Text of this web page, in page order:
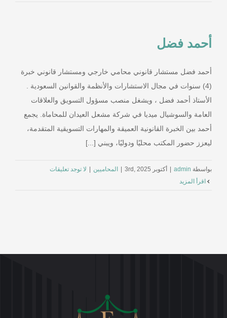
أحمد فضل
أحمد فضل مستشار قانوني محامي خارجي ومستشار قانوني خبرة
(4) سنوات في مجال الاستشارات والأنظمة والقوانين السعودية .
الأستاذ أحمد فضل ، ويشغل منصب مسؤول التسويق والعلاقات
العامة والسوشيال ميديا في شركة مشعل العيدان للمحاماة. يجمع
أحمد بين الخبرة القانونية العميقة والمهارات التسويقية المتقدمة،
ليعزز حضور المكتب محليًا ودوليًا، ويبني [...]
بواسطة admin أكتوبر 3rd, 2025 المحاميين
لا توجد تعليقات